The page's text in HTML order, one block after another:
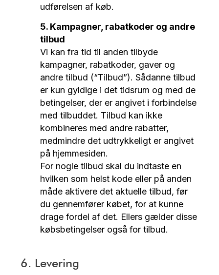
udførelsen af køb.
5. Kampagner, rabatkoder og andre
tilbud
Vi kan fra tid til anden tilbyde
kampagner, rabatkoder, gaver og
andre tilbud (“Tilbud”). Sådanne tilbud
er kun gyldige i det tidsrum og med de
betingelser, der er angivet i forbindelse
med tilbuddet. Tilbud kan ikke
kombineres med andre rabatter,
medmindre det udtrykkeligt er angivet
på hjemmesiden.
For nogle tilbud skal du indtaste en
hvilken som helst kode eller på anden
måde aktivere det aktuelle tilbud, før
du gennemfører købet, for at kunne
drage fordel af det. Ellers gælder disse
købsbetingelser også for tilbud.
6. Levering